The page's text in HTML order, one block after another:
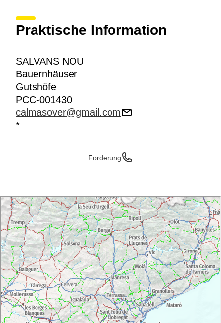
Praktische Information
SALVANS NOU
Bauernhäuser
Gutshöfe
PCC-001430
calmasover@gmail.com
*
Forderung